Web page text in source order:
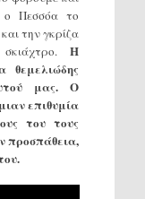
ο Πεσσόα το
την γκρίζα
σκιάχτρο.Η
θεμελιώδης
μας. Ο
επιθυμία
του τους
προσπάθεια,